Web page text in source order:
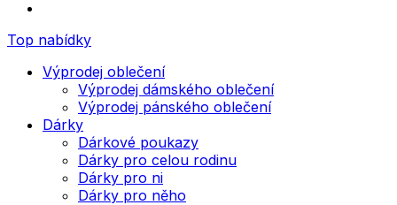
Top nabídky
Výprodej oblečení
Výprodej dámského oblečení
Výprodej pánského oblečení
Dárky
Dárkové poukazy
Dárky pro celou rodinu
Dárky pro ni
Dárky pro něho